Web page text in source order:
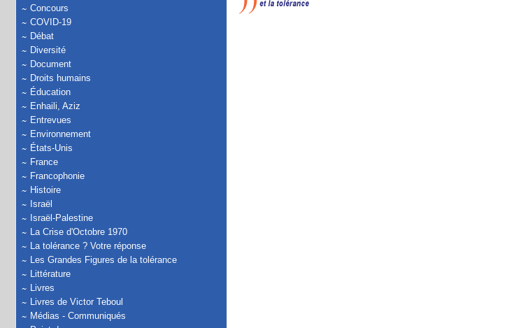
Concours
COVID-19
Débat
Diversité
Document
Droits humains
Éducation
Enhaili, Aziz
Entrevues
Environnement
États-Unis
France
Francophonie
Histoire
Israël
Israël-Palestine
La Crise d'Octobre 1970
La tolérance ? Votre réponse
Les Grandes Figures de la tolérance
Littérature
Livres
Livres de Victor Teboul
Médias - Communiqués